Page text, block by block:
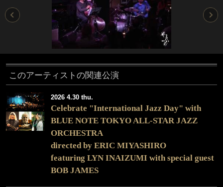
このアーティストの関連公演
2026 4.30 thu.
Celebrate "International Jazz Day" with
BLUE NOTE TOKYO ALL-STAR JAZZ
ORCHESTRA
directed by ERIC MIYASHIRO
featuring LYN INAIZUMI with special guest
BOB JAMES